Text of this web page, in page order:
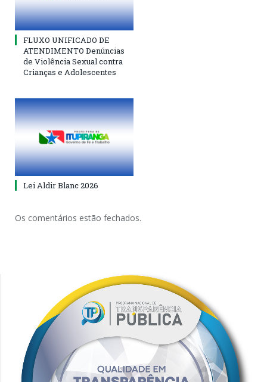
FLUXO UNIFICADO DE
ATENDIMENTO Denúncias
de Violência Sexual contra
Crianças e Adolescentes
Lei Aldir Blanc 2026
Os comentários estão fechados.